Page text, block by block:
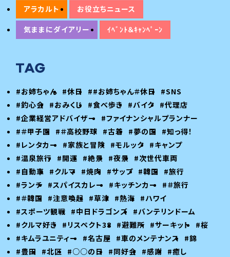
アラカルト
お役立ちニュース
気ままにダイアリー
ｲﾍﾞﾝﾄ＆ｷｬﾝﾍﾟｰﾝ
#お姉ちゃん #休日 ##お姉ちゃん＃休日
#SNS
#釣心会 #おみくじ #食べ歩き #バイク #代理店
#企業経営アドバイザー
#ファイナンシャルプランナー
#＃甲子園
#＃高校野球 #古着 #夢の国
#知っ得！
#レンタカー
#家族と冒険 #モルック #キャンプ
#温泉旅行
#開運 #絶景 #夜景 #次世代車両
#自動車 #クルマ #焼肉 #サップ #韓国
#旅行
#ランチ #スパイスカレー #キッチンカー
#＃旅行
#＃韓国
#注意喚起 #草津 #熱海 #ハワイ
#スポーツ観戦 #中日ドラゴンズ #バンテリンドーム
#クルマ好き
#リスペクト38 #避難所 #サーキット
#桜
#キムラユニティー
#名古屋 #車のメンテナンス
#錦
#豊田
#北区 #○○の日 #同好会 #感謝 #癒し